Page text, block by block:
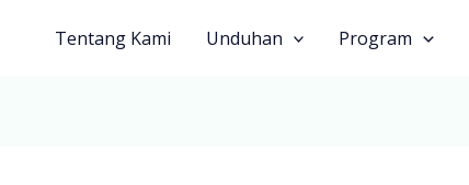
Tentang Kami Unduhan Program